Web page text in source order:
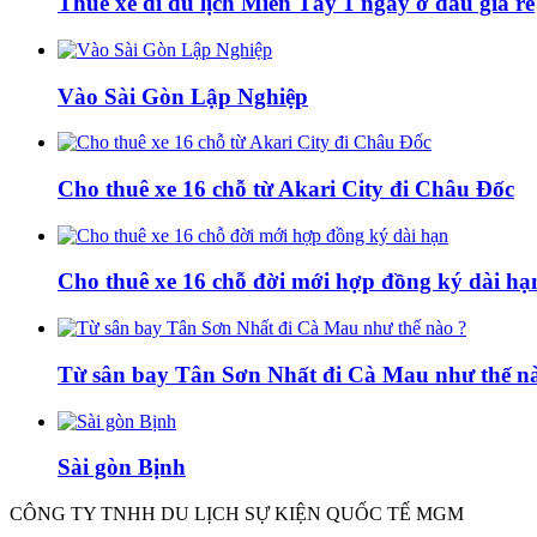
Vào Sài Gòn Lập Nghiệp
Cho thuê xe 16 chỗ từ Akari City đi Châu Đốc
Cho thuê xe 16 chỗ đời mới hợp đồng ký dài
Từ sân bay Tân Sơn Nhất đi Cà Mau như thế
Sài gòn Bịnh
CÔNG TY TNHH DU LỊCH SỰ KIỆN QUỐC TẾ MGM